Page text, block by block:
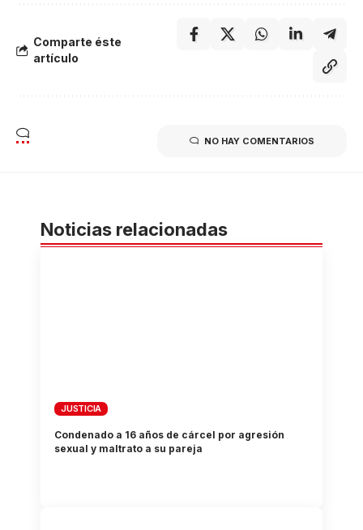
Comparte éste
artículo
NO HAY COMENTARIOS
Noticias relacionadas
JUSTICIA
Condenado a 16 años de cárcel por agresión
sexual y maltrato a su pareja